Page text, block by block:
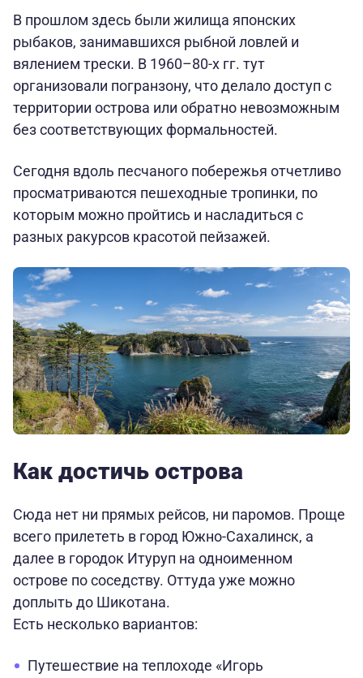
В прошлом здесь были жилища японских
рыбаков, занимавшихся рыбной ловлей и
вялением трески. В 1960–80-х гг. тут
организовали погранзону, что делало доступ с
территории острова или обратно невозможным
без соответствующих формальностей.
Сегодня вдоль песчаного побережья отчетливо
просматриваются пешеходные тропинки, по
которым можно пройтись и насладиться с
разных ракурсов красотой пейзажей.
Как достичь острова
Сюда нет ни прямых рейсов, ни паромов. Проще
всего прилететь в город Южно-Сахалинск, а
далее в городок Итуруп на одноименном
острове по соседству. Оттуда уже можно
доплыть до Шикотана.
Есть несколько вариантов:
Путешествие на теплоходе «Игорь